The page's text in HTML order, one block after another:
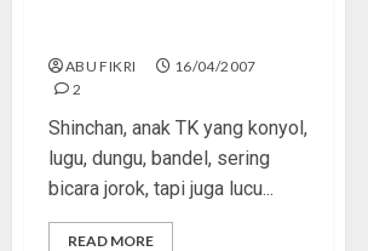
ABU FIKRI
16/04/2007
2
Shinchan, anak TK yang konyol,
lugu, dungu, bandel, sering
bicara jorok, tapi juga lucu...
READ MORE